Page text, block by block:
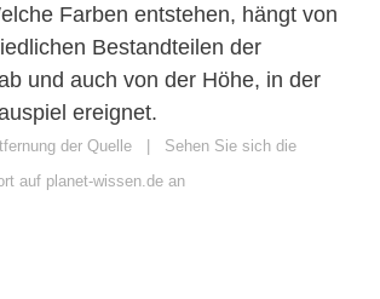
Farben entstehen, hängt von
Bestandteilen der
und auch von der Höhe, in der
ereignet.
der Quelle | Sehen Sie sich die
auf planet-wissen.de an